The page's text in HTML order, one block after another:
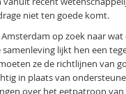
niet ten goede komt.
op zoek naar
lijkt hen een
ze de richtlijnen van
in plaats van
over het eetpatroon